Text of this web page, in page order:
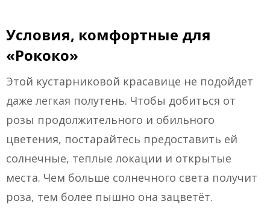
Условия, комфортные для
«Рококо»
Этой кустарниковой красавице не подойдет
даже легкая полутень. Чтобы добиться от
розы продолжительного и обильного
цветения, постарайтесь предоставить ей
солнечные, теплые локации и открытые
места. Чем больше солнечного света получит
роза, тем более пышно она зацветёт.